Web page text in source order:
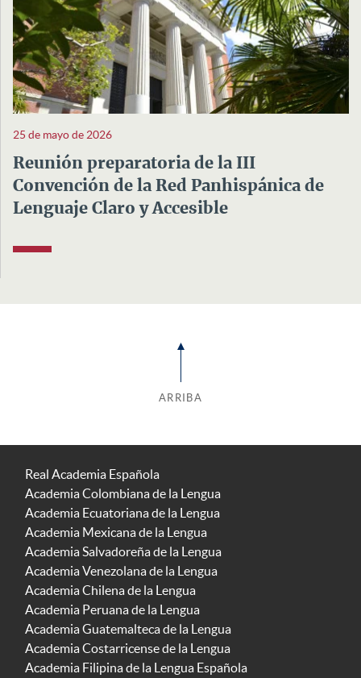
25 de mayo de 2026
Reunión preparatoria de la III
Convención de la Red Panhispánica de
Lenguaje Claro y Accesible
ARRIBA
Real Academia Española
Academia Colombiana de la Lengua
Academia Ecuatoriana de la Lengua
Academia Mexicana de la Lengua
Academia Salvadoreña de la Lengua
Academia Venezolana de la Lengua
Academia Chilena de la Lengua
Academia Peruana de la Lengua
Academia Guatemalteca de la Lengua
Academia Costarricense de la Lengua
Academia Filipina de la Lengua Española